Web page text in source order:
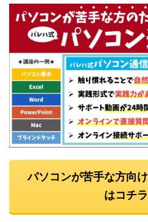
パソコンが苦手な方向
はコチラ